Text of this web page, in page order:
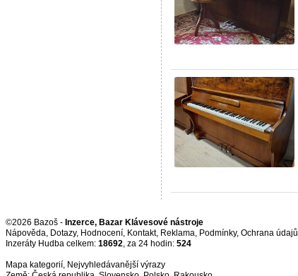
©2026 Bazoš - Inzerce, Bazar Klávesové nástroje
Nápověda Dotazy, Hodnocení Kontakt, Reklama Podmínky, Ochrana údajů
Inzeráty Hudba celkem: 18692 , za 24 hodin: 524
Mapa kategorií Nejvyhledávanější výrazy